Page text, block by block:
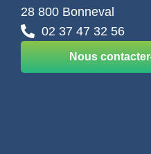
28 800 Bonneval
02 37 47 32 56
Nous contacter